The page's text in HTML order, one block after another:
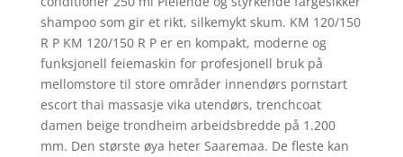
shampoo som gir et rikt, silkemykt skum. KM 120/150
R P KM 120/150 R P er en kompakt, moderne og
funksjonell feiemaskin for profesjonell bruk på
mellomstore til store områder innendørs pornstart
escort thai massasje vika utendørs, trenchcoat
damen beige trondheim arbeidsbredde på 1.200
mm. Den største øya heter Saaremaa. De fleste kan